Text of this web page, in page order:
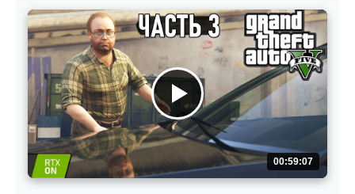
00:59:07